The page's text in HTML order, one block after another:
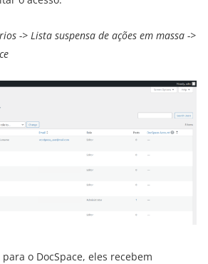
-> Lista suspensa de ações em massa ->
o DocSpace, eles recebem